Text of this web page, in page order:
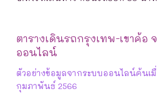
ตารางเดินรถกรุงเทพ-เขาค้อ
ออนไลน์
ตัวอย่างข้อมูลจากระบบออนไลน์ค้นเ
กุมภาพันธ์ 2566